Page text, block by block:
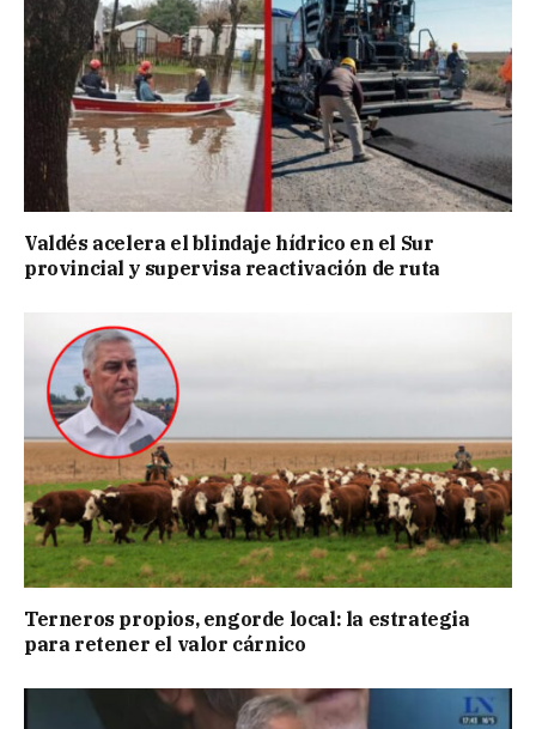
Valdés acelera el blindaje hídrico en el Sur
provincial y supervisa reactivación de ruta
Terneros propios, engorde local: la estrategia
para retener el valor cárnico